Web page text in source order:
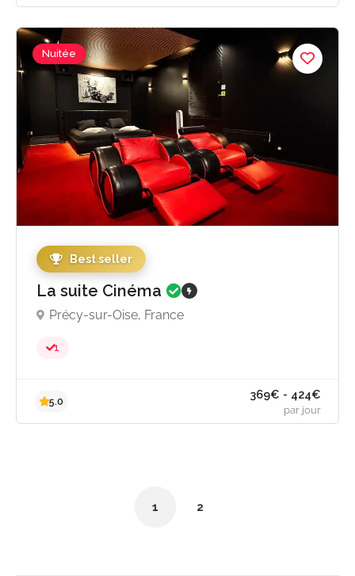
Nuitée
Best seller
La suite Cinéma
Précy-sur-Oise, France
1
1 2